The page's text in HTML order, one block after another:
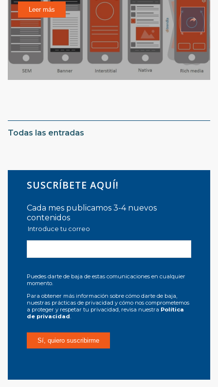
Leer más
Todas las entradas
SUSCRÍBETE AQUÍ!
Cada mes publicamos 3-4 nuevos
contenidos
Introduce tu correo
Puedes darte de baja de estas comunicaciones en cualquier
momento.
Para obtener más información sobre cómo darte de baja,
nuestras prácticas de privacidad y cómo nos comprometemos
a proteger y respetar tu privacidad, revisa nuestra Política
de privacidad